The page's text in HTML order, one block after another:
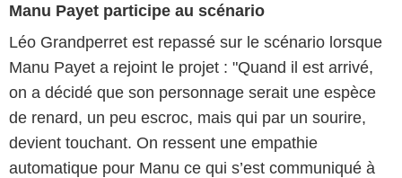
Manu Payet participe au scénario
Léo Grandperret est repassé sur le scénario lorsque
Manu Payet a rejoint le projet : "Quand il est arrivé,
on a décidé que son personnage serait une espèce
de renard, un peu escroc, mais qui par un sourire,
devient touchant. On ressent une empathie
automatique pour Manu ce qui s’est communiqué à